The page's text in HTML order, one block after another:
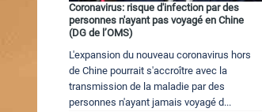
Coronavirus: risque d'infection par des
personnes n'ayant pas voyagé en Chine
(DG de l’OMS)
L'expansion du nouveau coronavirus hors
de Chine pourrait s'accroître avec la
transmission de la maladie par des
personnes n'ayant jamais voyagé d...